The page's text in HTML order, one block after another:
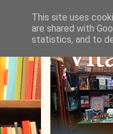
This site uses
are shared with
statistics, and to